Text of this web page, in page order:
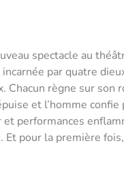
spectacle au
par quatre
Chacun règne sur son
et l’homme
performances
pour la première